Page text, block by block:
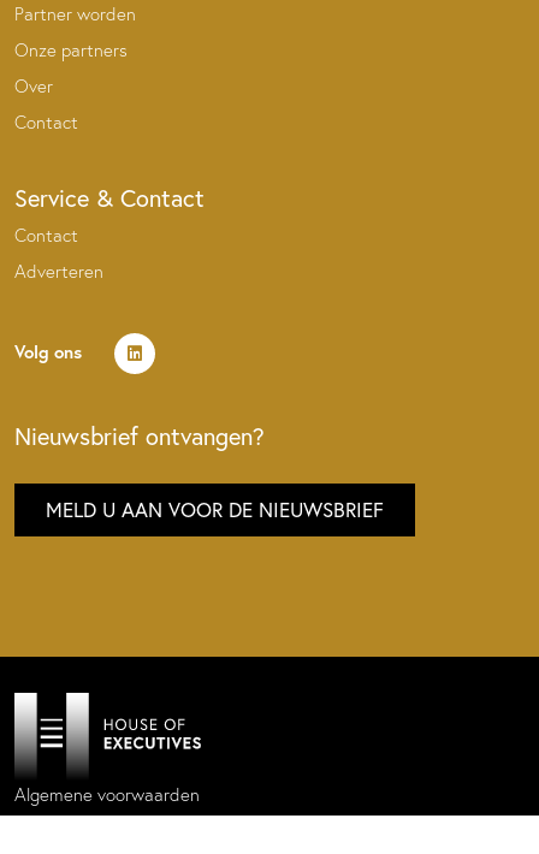
Partner worden
Onze partners
Over
Contact
Service & Contact
Contact
Adverteren
Volg ons
Nieuwsbrief ontvangen?
MELD U AAN VOOR DE NIEUWSBRIEF
Algemene voorwaarden
Privacy policy